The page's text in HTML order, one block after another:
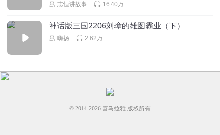
志恒讲故事 16.40万
神话版三国2206刘璋的雄图霸业（下）
嗨扬 2.62万
© 2014-2026 喜马拉雅 版权所有